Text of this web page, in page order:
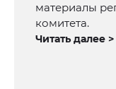
материалы
комитета.
Читать далее >